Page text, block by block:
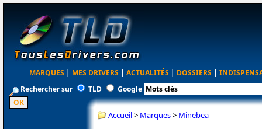
MARQUES | MES DRIVERS | ACTUALITÉS | DOSSIERS |
Rechercher sur
TLD Google
Accueil> Marques> Minebea